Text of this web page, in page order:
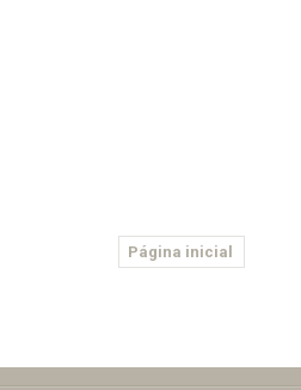
Página inicial